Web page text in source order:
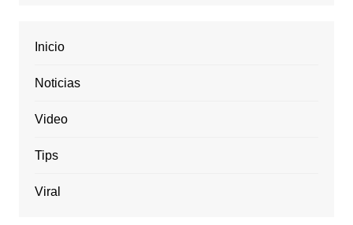
Inicio
Noticias
Video
Tips
Viral